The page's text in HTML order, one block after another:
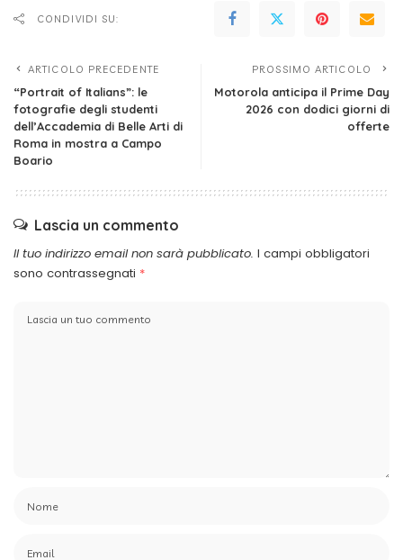
CONDIVIDI SU:
ARTICOLO PRECEDENTE
“Portrait of Italians”: le
fotografie degli studenti
dell’Accademia di Belle Arti di
Roma in mostra a Campo
Boario
PROSSIMO ARTICOLO
Motorola anticipa il Prime Day
2026 con dodici giorni di
offerte
Lascia un commento
Il tuo indirizzo email non sarà pubblicato. I campi obbligatori
sono contrassegnati *